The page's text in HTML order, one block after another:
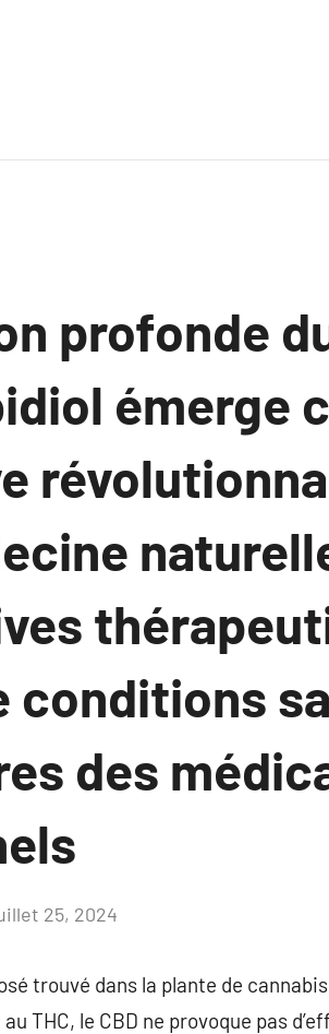
profonde
émerge
conditions
des
25, 2024
trouvé dans la plante de
THC, le CBD ne provoque pas